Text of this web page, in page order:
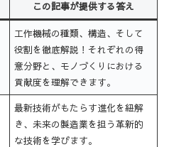
この記事が提供する答え
工作機械の種類、構造、そして
役割を徹底解説！それぞれの得
意分野と、モノづくりにおける
貢献度を理解できます。
最新技術がもたらす進化を紐解
き、未来の製造業を担う革新的
な技術を学びます。